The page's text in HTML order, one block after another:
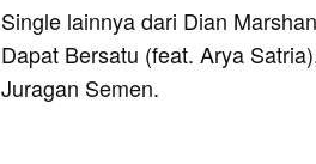
Single lainnya dari Dian
Dapat Bersatu (feat. Arya
Juragan Semen.